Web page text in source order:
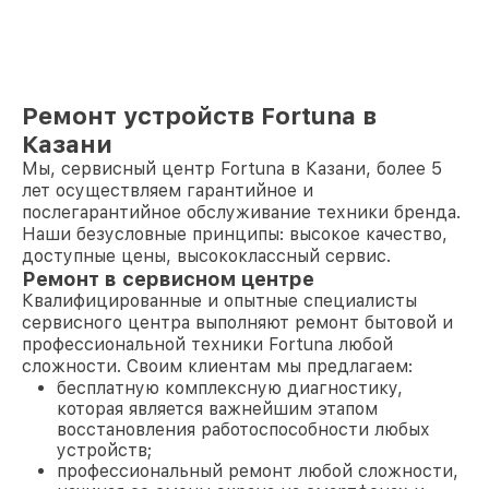
Ремонт устройств Fortuna в
Казани
Мы, сервисный центр Fortuna в Казани, более 5
лет осуществляем гарантийное и
послегарантийное обслуживание техники бренда.
Наши безусловные принципы: высокое качество,
доступные цены, высококлассный сервис.
Ремонт в сервисном центре
Квалифицированные и опытные специалисты
сервисного центра выполняют ремонт бытовой и
профессиональной техники Fortuna любой
сложности. Своим клиентам мы предлагаем:
бесплатную комплексную диагностику,
которая является важнейшим этапом
восстановления работоспособности любых
устройств;
профессиональный ремонт любой сложности,